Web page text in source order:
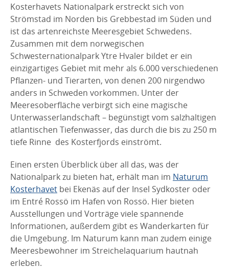
Kosterhavets Nationalpark erstreckt sich von
Strömstad im Norden bis Grebbestad im Süden und
ist das artenreichste Meeresgebiet Schwedens.
Zusammen mit dem norwegischen
Schwesternationalpark Ytre Hvaler bildet er ein
einzigartiges Gebiet mit mehr als 6.000 verschiedenen
Pflanzen- und Tierarten, von denen 200 nirgendwo
anders in Schweden vorkommen. Unter der
Meeresoberfläche verbirgt sich eine magische
Unterwasserlandschaft – begünstigt vom salzhaltigen
atlantischen Tiefenwasser, das durch die bis zu 250 m
tiefe Rinne des Kosterfjords einströmt.
Einen ersten Überblick über all das, was der
Nationalpark zu bieten hat, erhält man im Naturum
Kosterhavet bei Ekenäs auf der Insel Sydkoster oder
im Entré Rossö im Hafen von Rossö. Hier bieten
Ausstellungen und Vorträge viele spannende
Informationen, außerdem gibt es Wanderkarten für
die Umgebung. Im Naturum kann man zudem einige
Meeresbewohner im Streichelaquarium hautnah
erleben.